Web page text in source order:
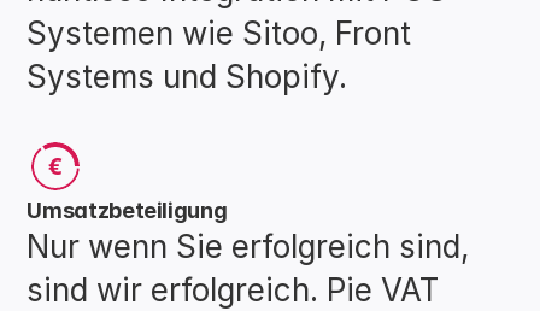
Systemen wie Sitoo, Front
Systems und Shopify.
€
Umsatzbeteiligung
Nur wenn Sie erfolgreich sind,
sind wir erfolgreich. Pie VAT